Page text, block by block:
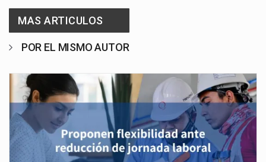
MAS ARTICULOS
POR EL MISMO AUTOR